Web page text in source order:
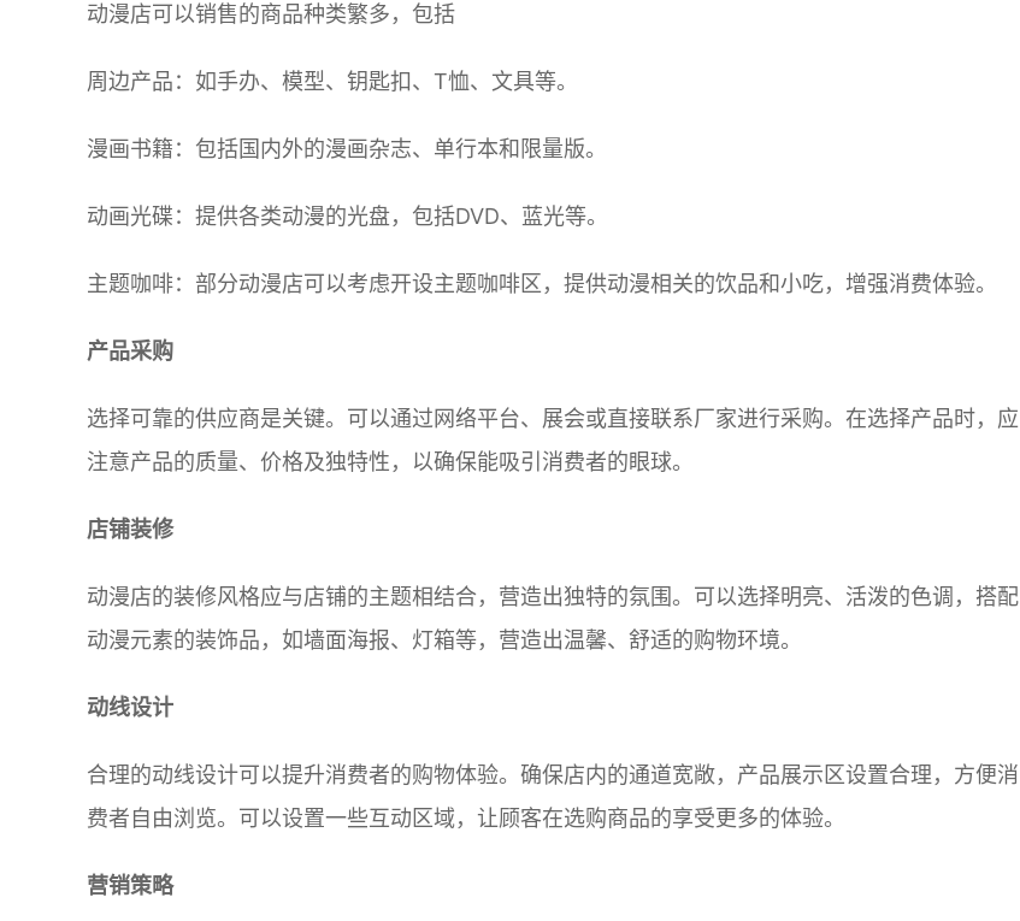
动漫店可以销售的商品种类繁多，包括
周边产品：如手办、模型、钥匙扣、T恤、文具等。
漫画书籍：包括国内外的漫画杂志、单行本和限量版。
动画光碟：提供各类动漫的光盘，包括DVD、蓝光等。
主题咖啡：部分动漫店可以考虑开设主题咖啡区，提供动漫相关的饮品和小吃，增强消费体验。
产品采购
选择可靠的供应商是关键。可以通过网络平台、展会或直接联系厂家进行采购。在选择产品时，应
注意产品的质量、价格及独特性，以确保能吸引消费者的眼球。
店铺装修
动漫店的装修风格应与店铺的主题相结合，营造出独特的氛围。可以选择明亮、活泼的色调，搭配
动漫元素的装饰品，如墙面海报、灯箱等，营造出温馨、舒适的购物环境。
动线设计
合理的动线设计可以提升消费者的购物体验。确保店内的通道宽敞，产品展示区设置合理，方便消
费者自由浏览。可以设置一些互动区域，让顾客在选购商品的享受更多的体验。
营销策略